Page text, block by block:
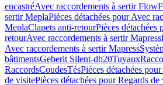
encastréAvec raccordements à sertir
sertir MeplaPièces détachées pour Avec
MeplaClapets anti-retourPièces détachées
retourAvec raccordements à sertir Mapress
Avec raccordements à sertir Mapress
bâtimentsGeberit Silent-db20Tuyaux
RaccordsCoudesTésPièces détachées
de visitePièces détachées pour Regards de